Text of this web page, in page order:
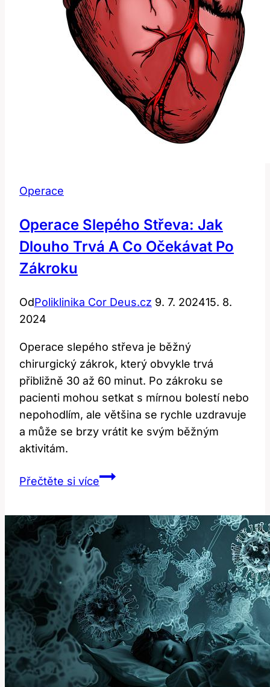
Operace
Operace Slepého Střeva: Jak
Dlouho Trvá A Co Očekávat Po
Zákroku
OdPoliklinika Cor Deus.cz 9. 7. 202415. 8.
2024
Operace slepého střeva je běžný
chirurgický zákrok, který obvykle trvá
přibližně 30 až 60 minut. Po zákroku se
pacienti mohou setkat s mírnou bolestí nebo
nepohodlím, ale většina se rychle uzdravuje
a může se brzy vrátit ke svým běžným
aktivitám.
Přečtěte si víceOperace
Jak
Dlouho
Trvá
a
Co
Očekávat
Po
Zákroku